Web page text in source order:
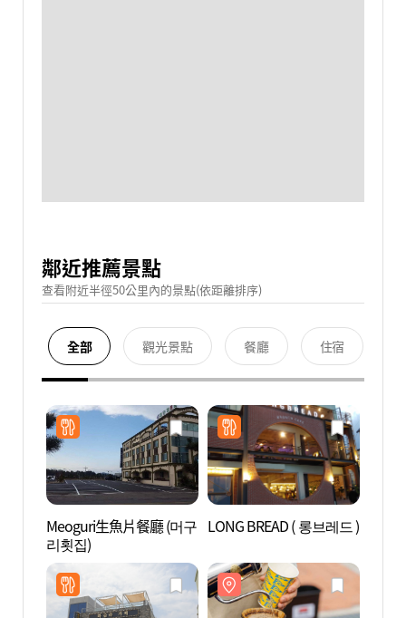
鄰近推薦景點
查看附近半徑50公里內的景點(依距離排序)
全部 觀光景點 餐廳 住宿
Meoguri生魚片餐廳 (머구
리횟집)
LONG BREAD ( 롱브레드 )